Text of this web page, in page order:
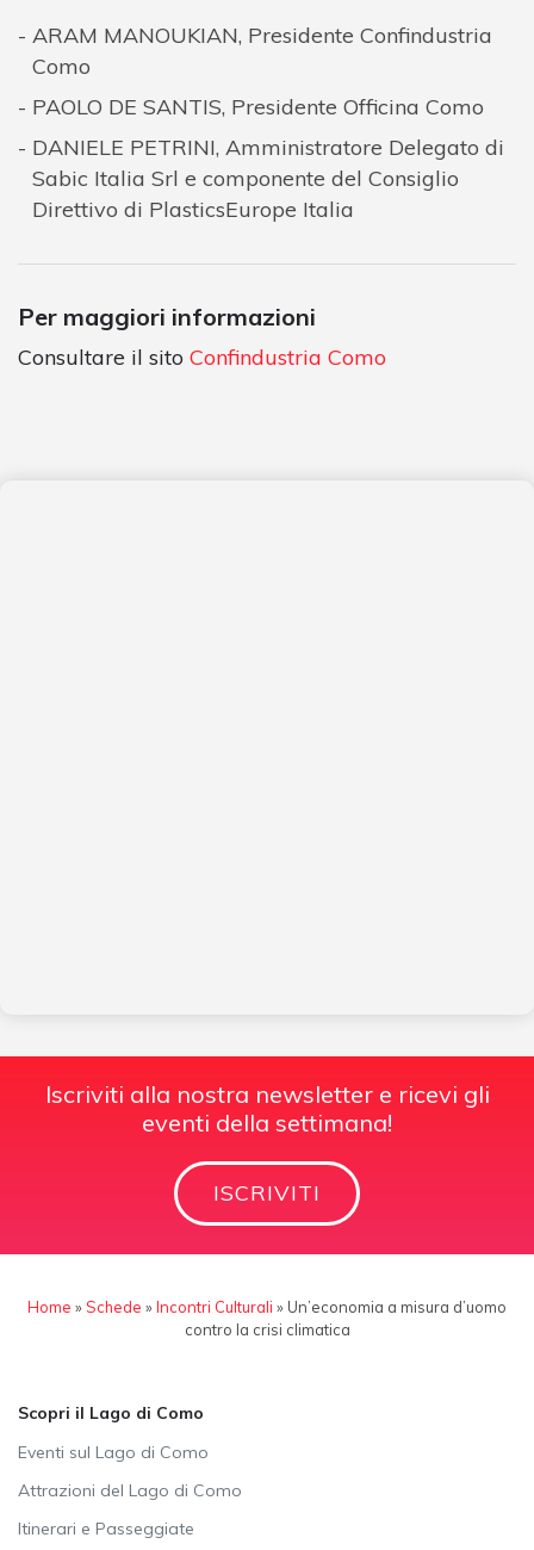
ARAM MANOUKIAN, Presidente Confindustria
Como
PAOLO DE SANTIS, Presidente Officina Como
DANIELE PETRINI, Amministratore Delegato di
Sabic Italia Srl e componente del Consiglio
Direttivo di PlasticsEurope Italia
Per maggiori informazioni
Consultare il sito Confindustria Como
Iscriviti alla nostra newsletter e ricevi gli
eventi della settimana!
ISCRIVITI
Home »Schede »Incontri Culturali » Un’economia a misura d’uomo
contro la crisi climatica
Scopri il Lago di Como
Eventi sul Lago di Como
Attrazioni del Lago di Como
Itinerari e Passeggiate